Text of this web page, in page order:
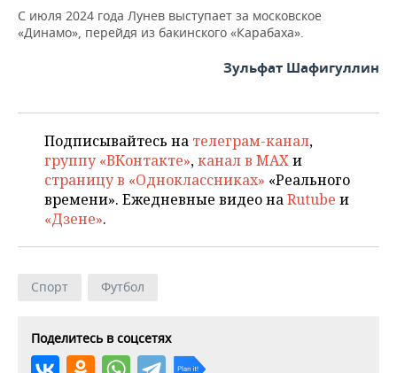
С июля 2024 года Лунев выступает за московское
«Динамо», перейдя из бакинского «Карабаха».
Зульфат Шафигуллин
Подписывайтесь на телеграм-канал,
группу «ВКонтакте»,канал в MAXи
страницу в «Одноклассниках» «Реального
времени». Ежедневные видео наRutube и
«Дзене».
Спорт Футбол
Поделитесь в соцсетях